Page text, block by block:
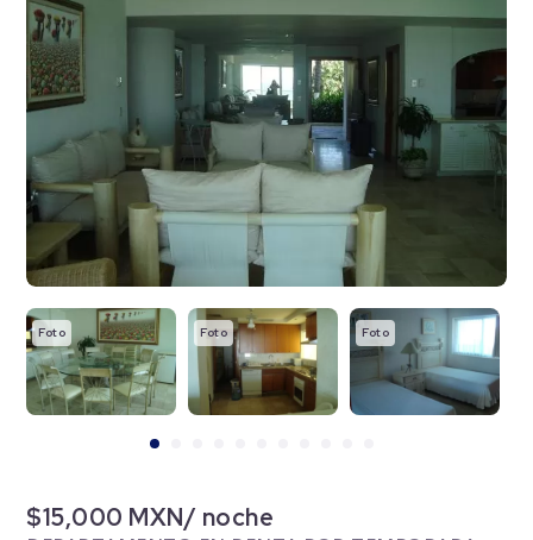
Foto Foto Foto
$15,000 MXN/ noche